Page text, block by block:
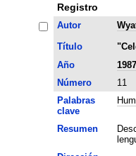
Registro
Autor
Título
Año
1987
Número
11
Palabras
clave
Resumen